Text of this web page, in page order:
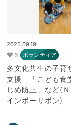
2025.09.19
6 ボランティア
多文化共生の子育
支援 「こども食
じめ防止」など(
インボーリボン)